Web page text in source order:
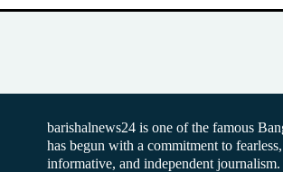
barishalnews24 is one of the famous
has begun with a commitment to
informative, and independent